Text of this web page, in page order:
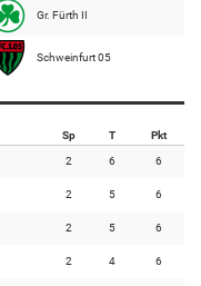
Gr. Fürth II
Schweinfurt 05
Sp T Pkt
2 6 6
2 5 6
2 5 6
2 4 6